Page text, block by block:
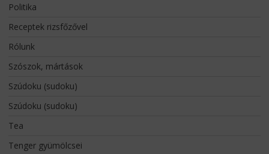
Politika
Receptek rizsfőzővel
Rólunk
Szószok, mártások
Szúdoku (sudoku)
Szúdoku (sudoku)
Tea
Tenger gyümölcsei